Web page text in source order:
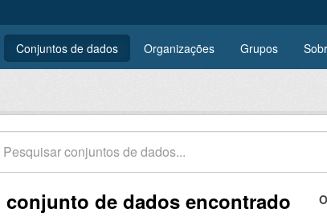
Conjuntos de dados Organizações Grupos
conjunto de dados encontrado